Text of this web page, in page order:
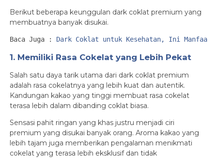
Berikut beberapa keunggulan dark coklat premium yang
membuatnya banyak disukai.
Baca Juga : Dark Coklat untuk Kesehatan, Ini Manfaat
1. Memiliki Rasa Cokelat yang Lebih Pekat
Salah satu daya tarik utama dari dark coklat premium
adalah rasa cokelatnya yang lebih kuat dan autentik.
Kandungan kakao yang tinggi membuat rasa cokelat
terasa lebih dalam dibanding coklat biasa.
Sensasi pahit ringan yang khas justru menjadi ciri
premium yang disukai banyak orang. Aroma kakao yang
lebih tajam juga memberikan pengalaman menikmati
cokelat yang terasa lebih eksklusif dan tidak